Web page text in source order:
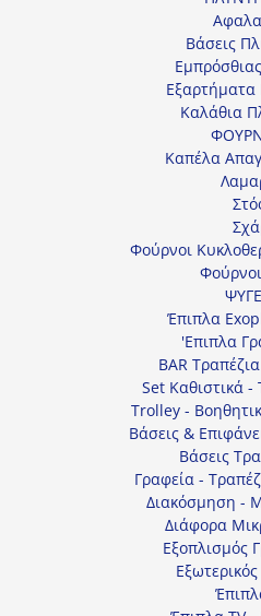
Βάσεις
Καλάθια
Καπέλα
Φούρνοι
Έπιπλα
'Επιπλα
BAR
Set Καθιστικά -
Trolley -
Βάσεις &
Βάσεις
Γραφεία -
Διακόσμηση -
Διάφορα
Εξοπλισμός